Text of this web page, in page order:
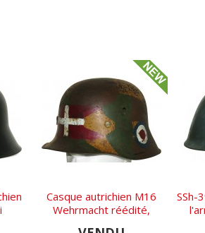
Casque autrichien M16
Wehrmacht réédité,
SSh-